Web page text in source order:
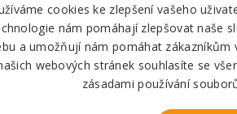
cookies ke zlepšení vašeho
nám pomáhají zlepšovat naše
a umožňují nám pomáhat zákazníkům
webových stránek souhlasíte se
zásadami používání